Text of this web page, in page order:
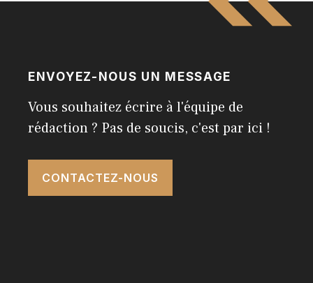
ENVOYEZ-NOUS UN MESSAGE
Vous souhaitez écrire à l'équipe de
rédaction ? Pas de soucis, c'est par ici !
CONTACTEZ-NOUS